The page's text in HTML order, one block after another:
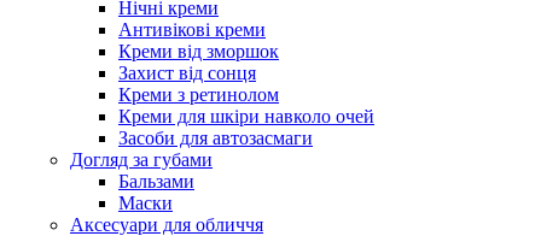
Нічні креми
Антивікові креми
Креми від зморшок
Захист від сонця
Креми з ретинолом
Креми для шкіри навколо очей
Засоби для автозасмаги
Догляд за губами
Бальзами
Маски
Аксесуари для обличчя